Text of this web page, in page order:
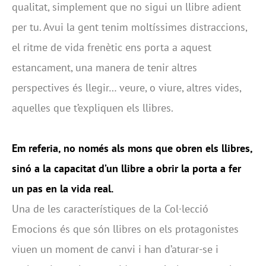
qualitat, simplement que no sigui un llibre adient
per tu. Avui la gent tenim moltíssimes distraccions,
el ritme de vida frenètic ens porta a aquest
estancament, una manera de tenir altres
perspectives és llegir… veure, o viure, altres vides,
aquelles que t’expliquen els llibres.
Em referia, no només als mons que obren els llibres,
sinó a la capacitat d’un llibre a obrir la porta a fer
un pas en la vida real.
Una de les característiques de la Col·lecció
Emocions és que són llibres on els protagonistes
viuen un moment de canvi i han d’aturar-se i